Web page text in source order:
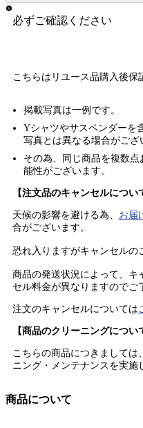
必ずご確認ください
こちらはリユース品購入後保
掲載写真は一例です。
Yシャツやサスペンダーを
写真とは異なる場合がござ
その為、同じ商品を複数
能性がございます。
【注文品のキャンセルについ
天候の影響を避ける為、 お届
合がございます。
恐れ入りますがキャンセルの
商品の発送状況によって、キ
セル料金が異なりますのでご
注文のキャンセルについては
【商品のクリーニングについ
こちらの商品につきましては
ニング・メンテナンスを実施
商品について